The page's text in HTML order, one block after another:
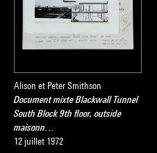
Alison et Peter Smithson
Document mixte Blackwall Tunnel
South Block 9th floor, outside
maisonn…
12 juillet 1972